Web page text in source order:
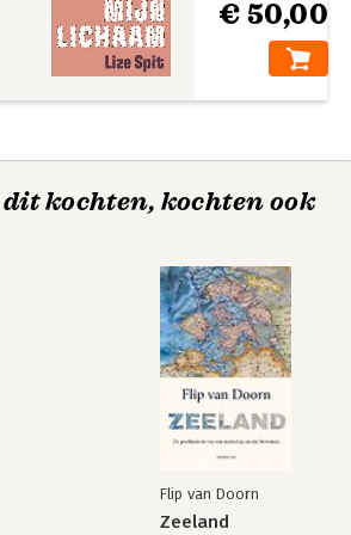
€ 50,00
kochten, kochten ook
Flip van Doorn
Zeeland